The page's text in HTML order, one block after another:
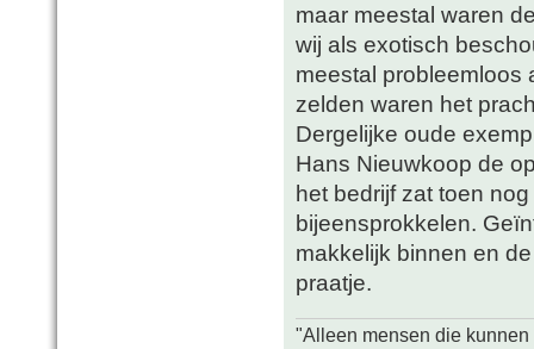
maar meestal waren
wij als exotisch
meestal probleemloos
zelden waren het
Dergelijke oude
Hans Nieuwkoop de
het bedrijf zat toen
bijeensprokkelen.
makkelijk binnen en
praatje.
"Alleen mensen die